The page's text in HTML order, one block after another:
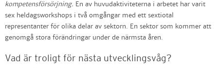
kompetensförsörjning. En av huvudaktiviteterna i arbetet har varit
sex heldagsworkshops i två omgångar med ett sextiotal
representanter för olika delar av sektorn. En sektor som kommer att
genomgå stora förändringar under de närmsta åren.
Vad är troligt för nästa utvecklingsvåg?